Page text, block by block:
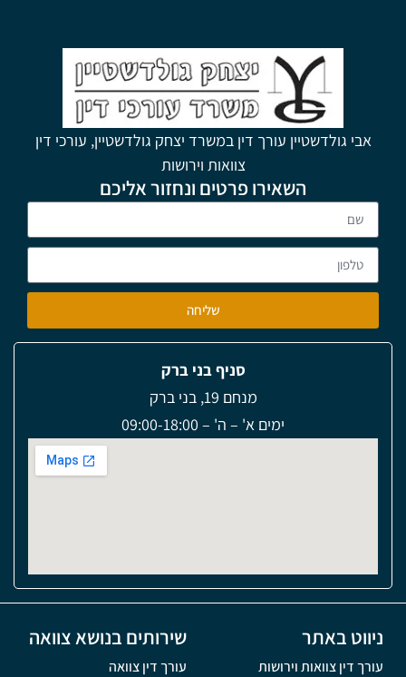
אבי גולדשטיין עורך דין במשרד יצחק גולדשטיין, עורכי דין
צוואות וירושות
השאירו פרטים ונחזור אליכם
שליחה
סניף בני ברק
מנחם 19, בני ברק
ימים א' – ה' – 09:00-18:00
ניווט באתר
עורך דין צוואות וירושות
שירותים בנושא צוואה
עורך דין צוואה